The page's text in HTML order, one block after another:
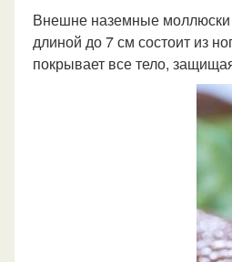
Внешне наземные моллюски
длиной до 7 см состоит из
покрывает все тело,